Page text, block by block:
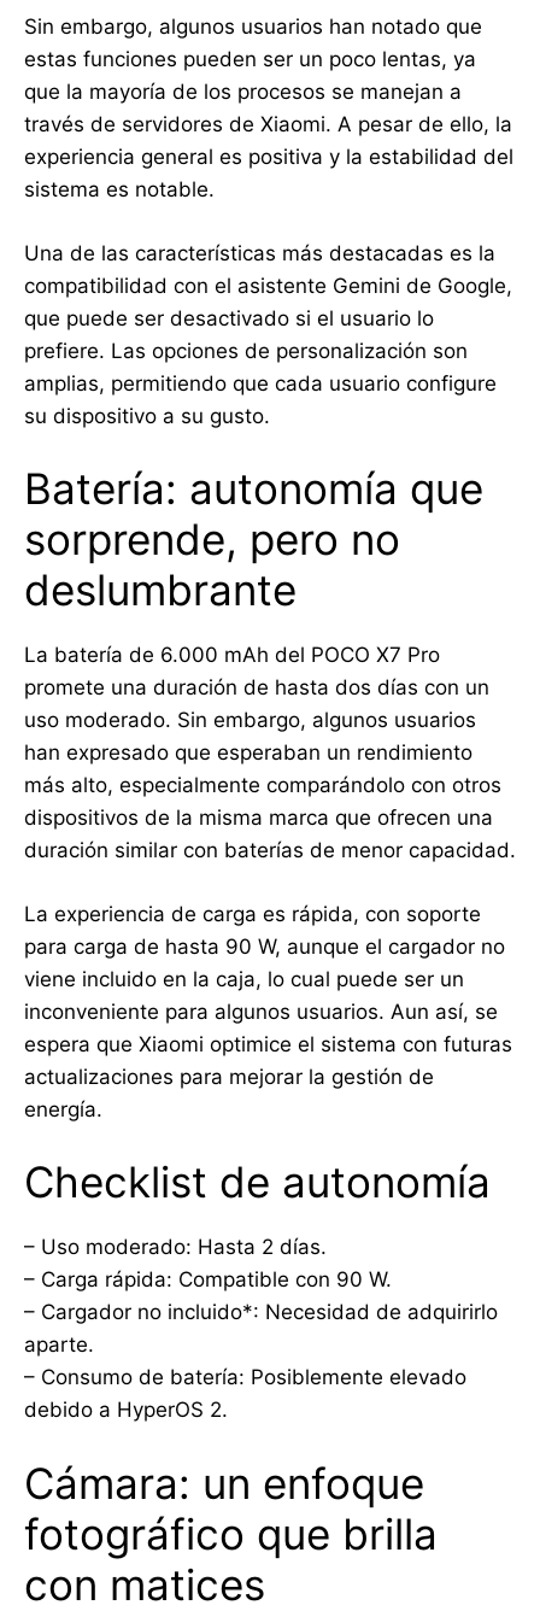
Sin embargo, algunos usuarios han notado que
estas funciones pueden ser un poco lentas, ya
que la mayoría de los procesos se manejan a
través de servidores de Xiaomi. A pesar de ello, la
experiencia general es positiva y la estabilidad del
sistema es notable.
Una de las características más destacadas es la
compatibilidad con el asistente Gemini de Google,
que puede ser desactivado si el usuario lo
prefiere. Las opciones de personalización son
amplias, permitiendo que cada usuario configure
su dispositivo a su gusto.
Batería: autonomía que
sorprende, pero no
deslumbrante
La batería de 6.000 mAh del POCO X7 Pro
promete una duración de hasta dos días con un
uso moderado. Sin embargo, algunos usuarios
han expresado que esperaban un rendimiento
más alto, especialmente comparándolo con otros
dispositivos de la misma marca que ofrecen una
duración similar con baterías de menor capacidad.
La experiencia de carga es rápida, con soporte
para carga de hasta 90 W, aunque el cargador no
viene incluido en la caja, lo cual puede ser un
inconveniente para algunos usuarios. Aun así, se
espera que Xiaomi optimice el sistema con futuras
actualizaciones para mejorar la gestión de
energía.
Checklist de autonomía
– Uso moderado: Hasta 2 días.
– Carga rápida: Compatible con 90 W.
– Cargador no incluido*: Necesidad de adquirirlo
aparte.
– Consumo de batería: Posiblemente elevado
debido a HyperOS 2.
Cámara: un enfoque
fotográfico que brilla
con matices